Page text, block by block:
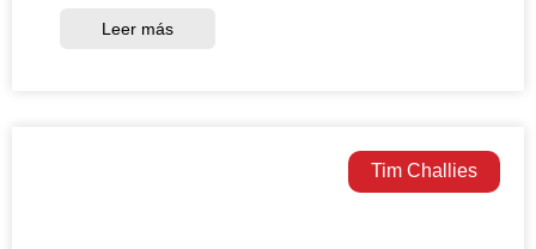
Leer más
Tim Challies